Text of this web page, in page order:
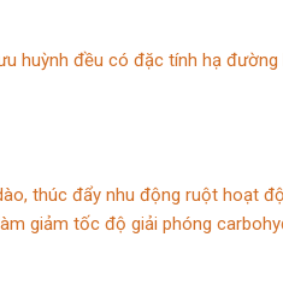
huỳnh đều có đặc tính hạ
thúc đẩy nhu động ruột
giảm tốc độ giải phóng